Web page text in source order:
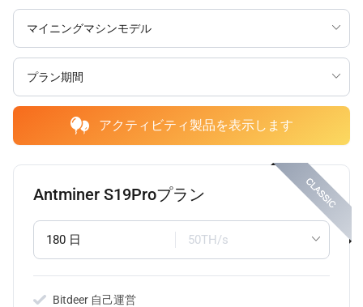
アクティビティ製品を表示します
Antminer S19Proプラン
180 日 50TH/s
Bitdeer 自己運営